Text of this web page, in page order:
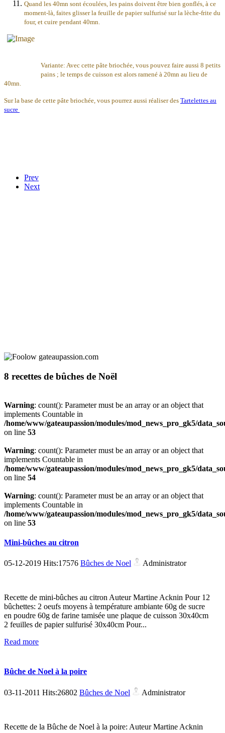
Quand les 40mn sont écoulées, les pains doivent être bien gonflés, à ce
moment-là, faites glisser la feuille de papier sulfurisé sur la lèche-frite du
four, et cuire pendant 40mn.
Variante: Avec cette pâte briochée, vous pouvez faire aussi 8 petits
pains ; le temps de cuisson est alors ramené à 20mn au lieu de
40mn.
Sur la base de cette pâte briochée, vous pourrez aussi réaliser des Tartelettes au
sucre
Prev
Next
8 recettes de bûches de Noël
Warning: count(): Parameter must be an array or an object that
implements Countable in
/home/www/gateaupassion/modules/mod_news_pro_gk5/
on line 53
Warning: count(): Parameter must be an array or an object that
implements Countable in
/home/www/gateaupassion/modules/mod_news_pro_gk5/
on line 54
Warning: count(): Parameter must be an array or an object that
implements Countable in
/home/www/gateaupassion/modules/mod_news_pro_gk5/
on line 53
Mini-bûches au citron
05-12-2019 Hits:17576 Bûches de Noel Administrator
Recette de mini-bûches au citron Auteur Martine Acknin Pour 12
bûchettes: 2 oeufs moyens à température ambiante 60g de sucre
en poudre 60g de farine tamisée une plaque de cuisson 30x40cm
2 feuilles de papier sulfurisé 30x40cm Pour...
Read more
Bûche de Noel à la poire
03-11-2011 Hits:26802 Bûches de Noel Administrator
Recette de la Bûche de Noel à la poire: Auteur Martine Acknin